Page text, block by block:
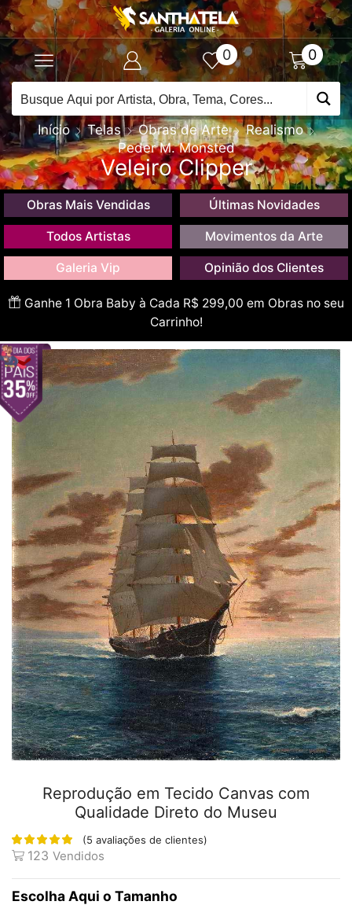
0 0
Início Telas Obras de Arte
Realismo
Peder M. Monsted
Veleiro Clipper
Obras Mais Vendidas Últimas Novidades
Todos Artistas Movimentos da Arte
Galeria Vip Opinião dos Clientes
Ganhe 1 Obra Baby à Cada R$ 299,00 em Obras no seu
Carrinho!
Reprodução em Tecido Canvas com
Qualidade Direto do Museu
(5 avaliações de clientes)
123 Vendidos
Tamanho